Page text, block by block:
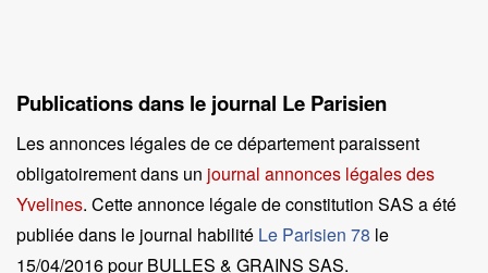
Publications dans le journal Le Parisien
Les annonces légales de ce département paraissent
obligatoirement dans un journal annonces légales des
Yvelines. Cette annonce légale de constitution SAS a été
publiée dans le journal habilité Le Parisien 78 le
15/04/2016 pour BULLES & GRAINS SAS.